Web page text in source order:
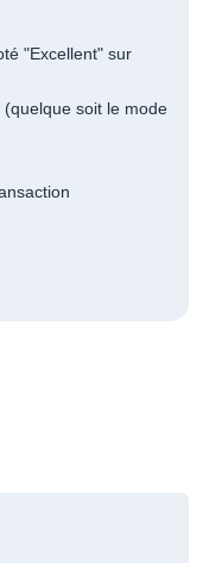
"Excellent" sur
soit le mode